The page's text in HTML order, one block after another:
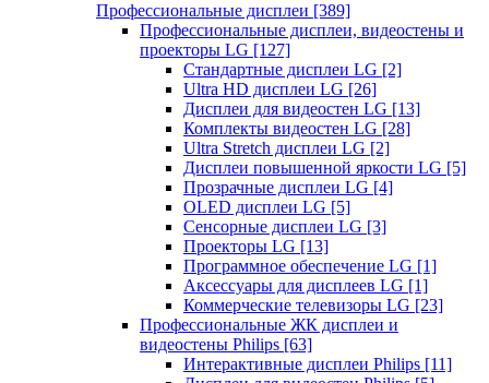
Профессиональные дисплеи [389]
Профессиональные дисплеи, видеостены и
проекторы LG [127]
Стандартные дисплеи LG [2]
Ultra HD дисплеи LG [26]
Дисплеи для видеостен LG [13]
Комплекты видеостен LG [28]
Ultra Stretch дисплеи LG [2]
Дисплеи повышенной яркости LG [5]
Прозрачные дисплеи LG [4]
OLED дисплеи LG [5]
Сенсорные дисплеи LG [3]
Проекторы LG [13]
Программное обеспечение LG [1]
Аксессуары для дисплеев LG [1]
Коммерческие телевизоры LG [23]
Профессиональные ЖК дисплеи и
видеостены Philips [63]
Интерактивные дисплеи Philips [11]